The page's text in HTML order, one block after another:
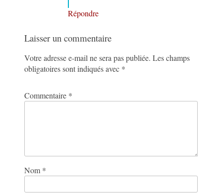
Répondre
Laisser un commentaire
Votre adresse e-mail ne sera pas publiée. Les champs
obligatoires sont indiqués avec *
Commentaire *
Nom *